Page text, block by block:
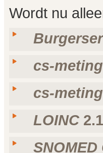
Wordt nu
Weergavenaam
Burgerservicenummer
Dutch National
Person ID
cs-
Weergavenaam
cs-
Weergavenaam
LOINC
Weergavenaam
SNOMED